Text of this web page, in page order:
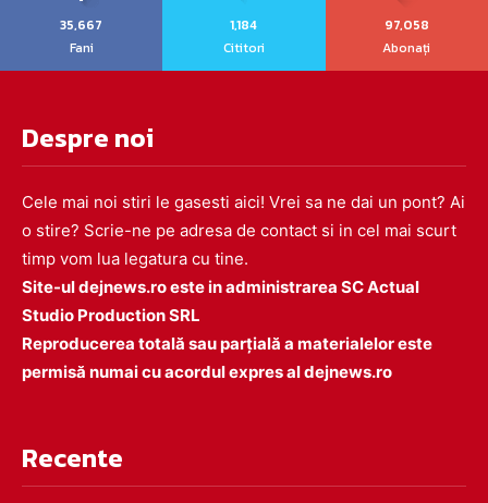
35,667
Fani
1,184
Cititori
97,058
Abonați
Despre noi
Cele mai noi stiri le gasesti aici! Vrei sa ne dai un pont? Ai
o stire? Scrie-ne pe adresa de contact si in cel mai scurt
timp vom lua legatura cu tine.
Site-ul dejnews.ro este in administrarea SC Actual
Studio Production SRL
Reproducerea totală sau parțială a materialelor este
permisă numai cu acordul expres al dejnews.ro
Recente